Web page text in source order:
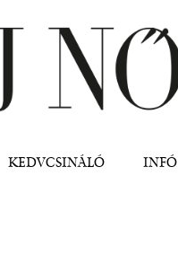
KEDVCSINÁLÓ INFÓ